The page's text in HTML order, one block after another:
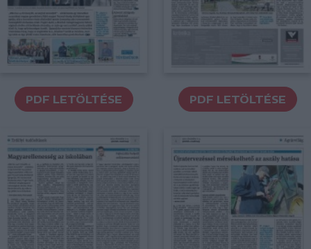
PDF LETÖLTÉSE PDF LETÖLTÉSE